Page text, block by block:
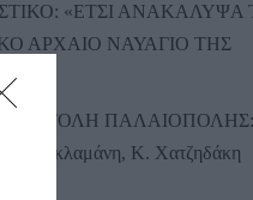
«ΕΤΣΙ ΑΝΑΚΑΛΥΨΑ
ΑΡΧΑΙΟ ΝΑΥΑΓΙΟ ΤΗΣ
ΕΠΙΣΤΟΛΗ ΠΑΛΑΙΟΠΟΛΗΣ:
N. Κακλαμάνη, K. Χατζηδάκη